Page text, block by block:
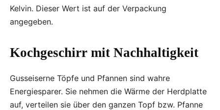
Kelvin. Dieser Wert ist auf der Verpackung
angegeben.
Kochgeschirr mit Nachhaltigkeit
Gusseiserne Töpfe und Pfannen sind wahre
Energiesparer. Sie nehmen die Wärme der Herdplatte
auf, verteilen sie über den ganzen Topf bzw. Pfanne